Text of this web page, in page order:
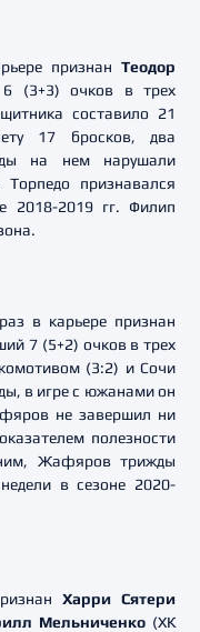
признан Теодор
(3+3) очков в трех
составило 21
17 бросков, два
на нем нарушали
признавался
2018-2019 гг. Филип
в карьере признан
7 (5+2) очков в трех
(3:2) и Сочи
в игре с южанами он
не завершил ни
полезности
Жафяров трижды
в сезоне 2020-
Харри Сятери
Мельниченко(ХК